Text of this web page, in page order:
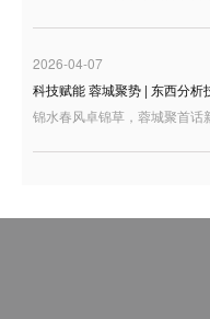
2026-04-07
科技赋能 蓉城聚势 | 东西分